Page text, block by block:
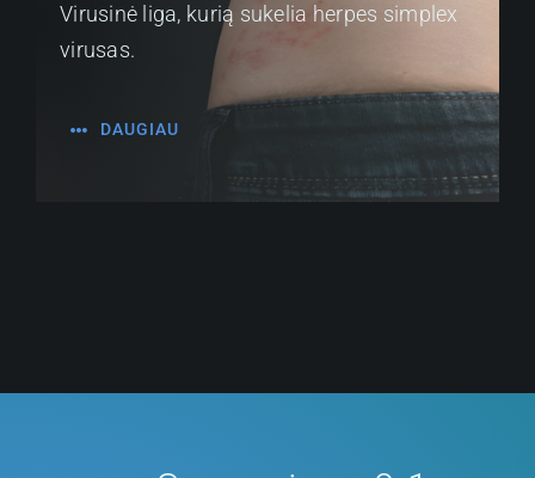
Virusinė liga, kurią sukelia herpes simplex
virusas.
DAUGIAU